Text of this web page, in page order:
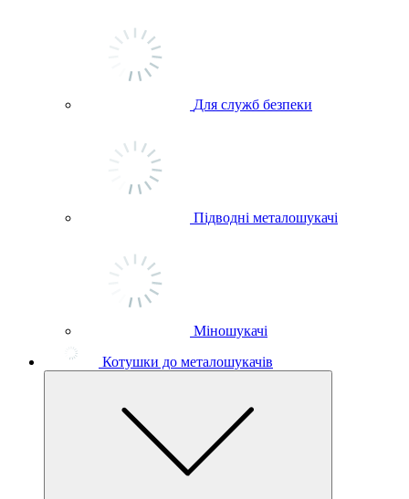
Для служб безпеки
Підводні металошукачі
Міношукачі
Котушки до металошукачів